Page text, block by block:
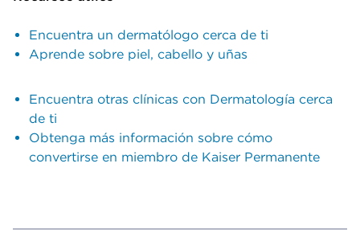
Encuentra un dermatólogo cerca de ti
Aprende sobre piel, cabello y uñas
Encuentra otras clínicas con Dermatología cerca
de ti
Obtenga más información sobre cómo
convertirse en miembro de Kaiser Permanente